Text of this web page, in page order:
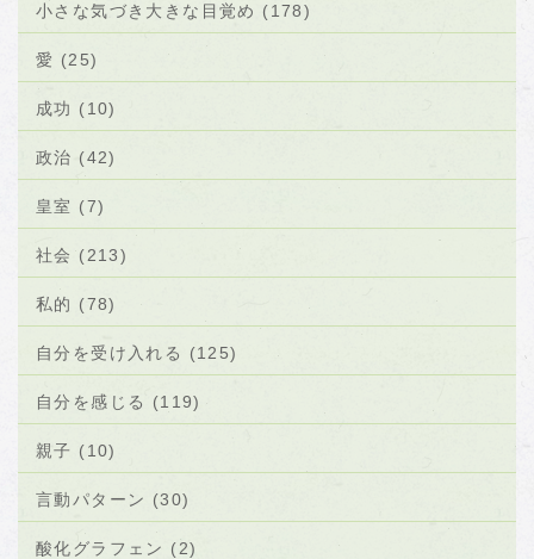
小さな気づき大きな目覚め (178)
愛 (25)
成功 (10)
政治 (42)
皇室 (7)
社会 (213)
私的 (78)
自分を受け入れる (125)
自分を感じる (119)
親子 (10)
言動パターン (30)
酸化グラフェン (2)